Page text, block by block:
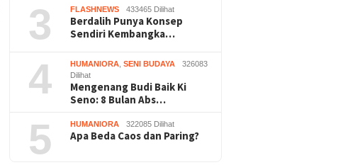
3 FLASHNEWS 433465 Dilihat
Berdalih Punya Konsep
Sendiri Kembangka…
4 HUMANIORA ,SENI BUDAYA
326083
Dilihat
Mengenang Budi Baik Ki
Seno: 8 Bulan Abs…
5 HUMANIORA 322085 Dilihat
Apa Beda Caos dan Paring?